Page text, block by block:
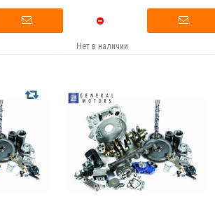
Нет в наличии